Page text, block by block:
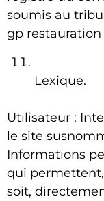
soumis au
gp
Lexique.
Utilisateur :
le site
Informations
qui
soit,